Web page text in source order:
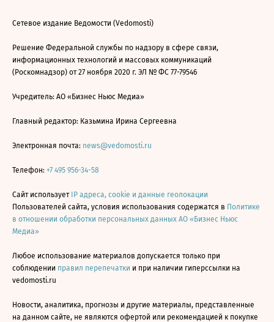
Сетевое издание Ведомости (Vedomosti)
Решение Федеральной службы по надзору в сфере связи,
информационных технологий и массовых коммуникаций
(Роскомнадзор) от 27 ноября 2020 г. ЭЛ № ФС 77-79546
Учредитель: АО «Бизнес Ньюс Медиа»
Главный редактор: Казьмина Ирина Сергеевна
Электронная почта: news@vedomosti.ru
Телефон: +7 495 956-34-58
Сайт использует IP адреса, cookie и данные геолокации
Пользователей сайта, условия использования содержатся в Политике
в отношении обработки персональных данных АО «Бизнес Ньюс
Медиа»
Любое использование материалов допускается только при
соблюдении правил перепечатки и при наличии гиперссылки на
vedomosti.ru
Новости, аналитика, прогнозы и другие материалы, представленные
на данном сайте, не являются офертой или рекомендацией к покупке